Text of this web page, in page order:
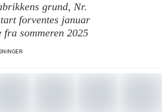
grund, Nr.
forventes januar
sommeren 2025